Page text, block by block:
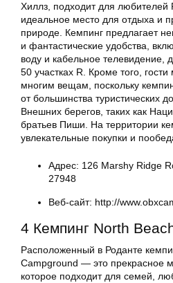
Хиллз, подходит для любителей
идеальное место для отдыха и
природе. Кемпинг предлагает
и фантастические удобства,
воду и кабельное телевидение,
50 участках R. Кроме того, гости
многим вещам, поскольку
от большинства туристических
Внешних берегов, таких как
братьев Пиши. На территории
увлекательные покупки и
Адрес: 126 Marshy Ridge
27948
Веб-сайт: http://
4 Кемпинг North
Расположенный в Роданте
Campground — это прекрасное
которое подходит для семей,